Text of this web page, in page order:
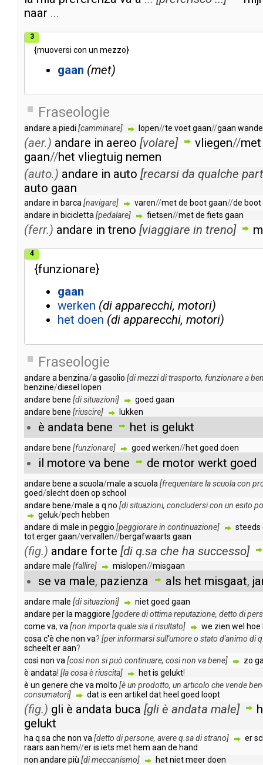
naar ...
3
{muoversi con un mezzo}
gaan met
Fraseologie
andare a piedi [camminare] lopen//te voetgaan//gaan
(aer.) andare in aereo [volare] vliegen//met
gaan//het vliegtuig nemen
(auto.) andare in auto [recarsi da qualche
auto gaan
andare in barca [navigare] varen//metde bootgaan//de boot
andare in bicicletta [pedalare] fietsen//metde fiets gaan
(ferr.) andare in treno [viaggiare in treno]
4
{funzionare}
gaan
werken di apparecchi, motori
het doen di apparecchi, motori
Fraseologie
andare a benzina/a gasolio [dimezziditrasporto, funzionarea
benzine/diesel
lopen
andare bene [disituazioni] goed gaan
andare bene [riuscire] lukken
è andata bene het is gelukt
andare bene [funzionare] goed werken//hetgoed doen
il motore va bene de motor werkt goed
andare bene a scuola/male a scuola [frequentarelascuolacon
goed/slechtdoen op school
andare bene/male a q no [disituazioni, concludersicon un esito
geluk/pech hebben
andare di male in peggio [peggiorarein continuazione] steeds
totergergaan/vervallen//bergafwaarts gaan
(fig.) andare forte [di q.sa che ha successo]
andare male [fallire] mislopen//misgaan
se va male, pazienza als het misgaat,
andare male [disituazioni] nietgoed gaan
andare per la maggiore [goderediottimareputazione, detto di
come va, va [non importaqualesiailrisultato] we zien wel hoe
cosa c'è che non va? [perinformarsisull'umoreo stato d'animo diq
scheelteraan?
così non va [cosìnon sipuò continuare, cosìnon vabene] zo
è andata! [lacosaèriuscita] hetis gelukt!
è un genere che va molto [èun prodotto, un articolo chevende
consumatori] datis een artikel dat heel goed loopt
(fig.) gli è andata buca [gli è andata male]
gelukt
ha q sa che non va [detto dipersone, avereq sadistrano] er
raars aan hem//eris iets met hem aan de hand
non andare più [dimeccanismo] hetnietmeerdoen